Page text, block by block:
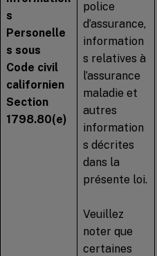
s
Personelle
s sous
Code civil
californien
Section
1798.80(e)
police
d’assurance,
information
s relatives à
l’assurance
maladie et
autres
information
s décrites
dans la
présente loi.
Veuillez
noter que
certaines